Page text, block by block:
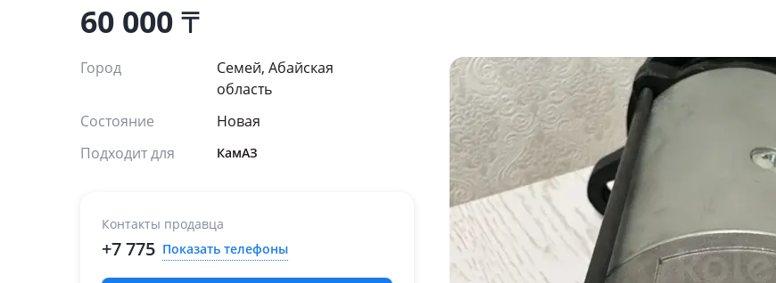
60 000₸
Город
Семей, Абайская
область
Состояние
Новая
Подходит для
КамАЗ
Контакты продавца
+7 775 Показать телефоны